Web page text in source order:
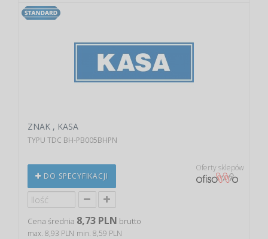
ZNAK , KASA
TYPU TDC BH-PB005BHPN
DO SPECYFIKACJI
Oferty sklepów
Cena średnia 8,73 PLN brutto
max. 8,93 PLN min. 8,59 PLN